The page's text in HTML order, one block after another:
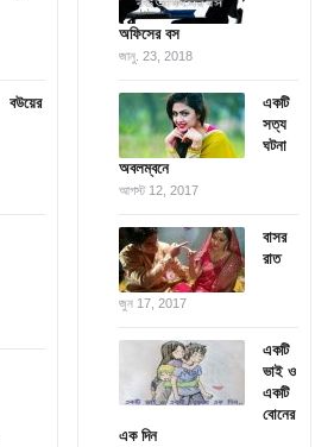
বউয়ের
অফিসের বস
জানু. 23, 2018
একটি
সত্য
ঘটনা
অবলম্বনে
আগস্ট 12, 2017
বাসর
রাত
জুন 17, 2017
একটি
ভাই ও
একটি
বোনের
এক দিন